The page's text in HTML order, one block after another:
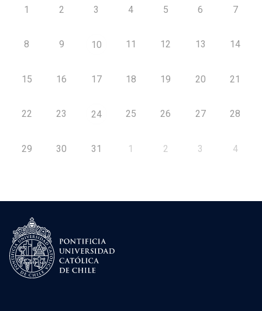
1 2 3 4 5 6 7
8 9 10 11 12 13 14
15 16 17 18 19 20 21
22 23 24 25 26 27 28
29 30 31 1 2 3 4